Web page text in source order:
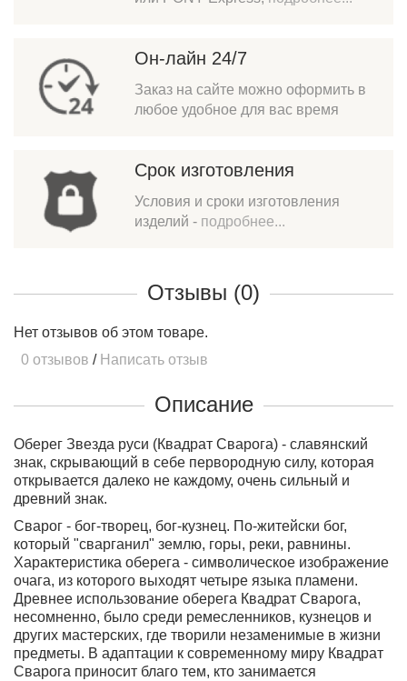
Он-лайн 24/7
Заказ на сайте можно оформить в
любое удобное для вас время
Срок изготовления
Условия и сроки изготовления
изделий - подробнее...
Отзывы (0)
Нет отзывов об этом товаре.
0 отзывов / Написать отзыв
Описание
Оберег Звезда руси (Квадрат Сварога) - славянский
знак, скрывающий в себе первородную силу, которая
открывается далеко не каждому, очень сильный и
древний знак.
Сварог - бог-творец, бог-кузнец. По-житейски бог,
который "сварганил" землю, горы, реки, равнины.
Характеристика оберега - символическое изображение
очага, из которого выходят четыре языка пламени.
Древнее использование оберега Квадрат Сварога,
несомненно, было среди ремесленников, кузнецов и
других мастерских, где творили незаменимые в жизни
предметы. В адаптации к современному миру Квадрат
Сварога приносит благо тем, кто занимается